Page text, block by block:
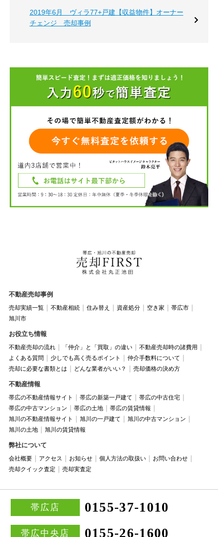
2019年6月 ヴィラ77+戸建【収益物件】オーナー
チェンジ 売却事例
不動産売却事例
売却実績一覧 不動産相続 住み替え 資産処分 空き家
帯広市
旭川市
お役立ち情報
不動産売却の流れ 「仲介」と「買取」の違い
不動産売却時の諸費用
よくある質問
少しでも高く売るポイント
仲介手数料について
売却に必要な書類とは
どんな業者がいい？ 売却価格の決め方
不動産情報
帯広の不動産情報サイト 帯広の新築一戸建て
帯広の中古住宅
帯広の中古マンション
帯広の土地
帯広の賃貸情報
旭川の不動産情報サイト
旭川の一戸建て
旭川の中古マンション
旭川の土地
旭川の賃貸情報
弊社について
会社概要 アクセス お知らせ 個人方法の取扱い
お問い合わせ
売却クイック査定
売却実査定
帯広店 0155-37-1010
帯広中央店 0155-26-1600